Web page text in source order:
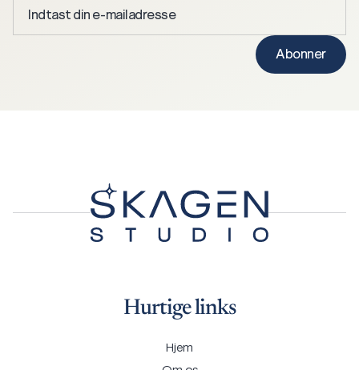
Indtast
Abonner
Hurtige links
Hjem